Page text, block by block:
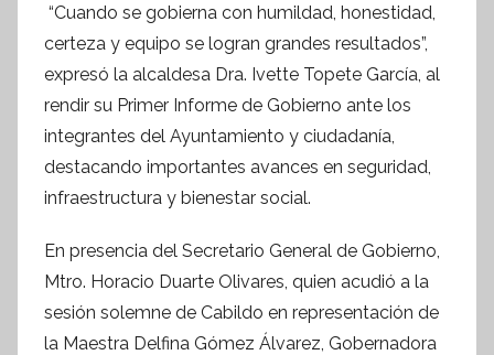
r
S
í
n
t
e
s
s
I
n
f
“Cuando se gobierna con humildad, honestidad,
certeza y equipo se logran grandes resultados”,
expresó la alcaldesa Dra. Ivette Topete García, al
rendir su Primer Informe de Gobierno ante los
integrantes del Ayuntamiento y ciudadanía,
destacando importantes avances en seguridad,
infraestructura y bienestar social.
En presencia del Secretario General de Gobierno,
Mtro. Horacio Duarte Olivares, quien acudió a la
sesión solemne de Cabildo en representación de
la Maestra Delfina Gómez Álvarez, Gobernadora